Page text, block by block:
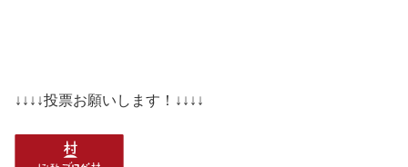
↓↓↓↓投票お願いします！↓↓↓↓